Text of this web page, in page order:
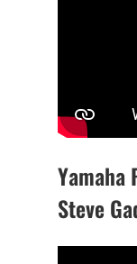
Yamaha
Steve